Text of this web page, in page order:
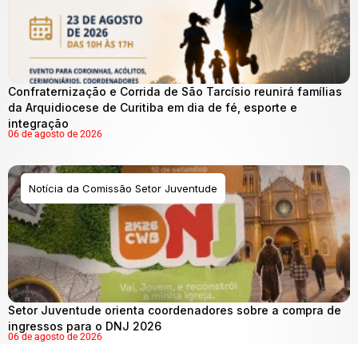
Confraternização e Corrida de São Tarcísio reunirá famílias
da Arquidiocese de Curitiba em dia de fé, esporte e
integração
06 de agosto de 2026
Notícia da Comissão Setor Juventude
Setor Juventude orienta coordenadores sobre a compra de
ingressos para o DNJ 2026
06 de agosto de 2026